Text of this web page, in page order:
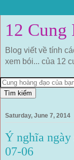
12 Cung
Blog viết về tính
xem bói... của 12
Saturday, June 7, 2014
Ý nghĩa ngày
07-06